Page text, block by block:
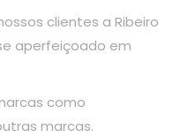
clientes a Ribeiro
aperfeiçoado em
como
marcas.